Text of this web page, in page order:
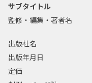
サブタイトル
監修・編集・著者名
出版社名
出版年月日
定価